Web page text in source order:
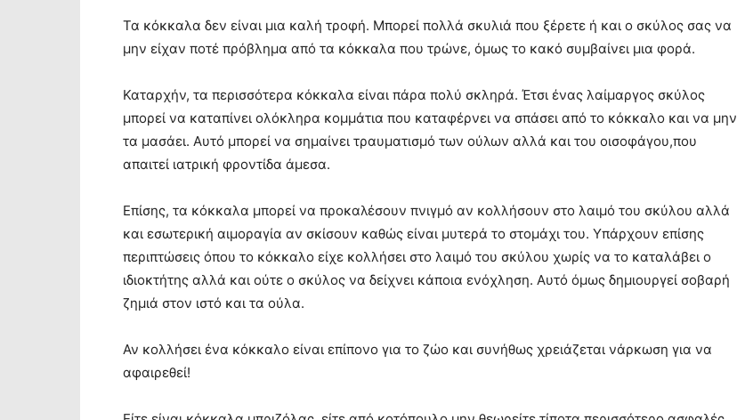
Τα κόκκαλα δεν είναι μια καλή τροφή. Μπορεί πολλά σκυλιά που ξέρετε ή και ο σκύλος σας να
μην είχαν ποτέ πρόβλημα από τα κόκκαλα που τρώνε, όμως το κακό συμβαίνει μια φορά.
Καταρχήν, τα περισσότερα κόκκαλα είναι πάρα πολύ σκληρά. Έτσι ένας λαίμαργος σκύλος
μπορεί να καταπίνει ολόκληρα κομμάτια που καταφέρνει να σπάσει από το κόκκαλο και να μην
τα μασάει. Αυτό μπορεί να σημαίνει τραυματισμό των ούλων αλλά και του οισοφάγου,που
απαιτεί ιατρική φροντίδα άμεσα.
Επίσης, τα κόκκαλα μπορεί να προκαλέσουν πνιγμό αν κολλήσουν στο λαιμό του σκύλου αλλά
και εσωτερική αιμοραγία αν σκίσουν καθώς είναι μυτερά το στομάχι του. Υπάρχουν επίσης
περιπτώσεις όπου το κόκκαλο είχε κολλήσει στο λαιμό του σκύλου χωρίς να το καταλάβει ο
ιδιοκτήτης αλλά και ούτε ο σκύλος να δείχνει κάποια ενόχληση. Αυτό όμως δημιουργεί σοβαρή
ζημιά στον ιστό και τα ούλα.
Αν κολλήσει ένα κόκκαλο είναι επίπονο για το ζώο και συνήθως χρειάζεται νάρκωση για να
αφαιρεθεί!